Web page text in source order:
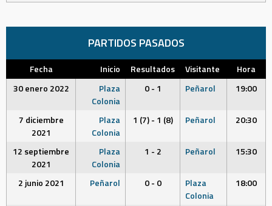
PARTIDOS PASADOS
Fecha Inicio Resultados Visitante
Hora
30 enero 2022
Plaza
Colonia
0 - 1 Peñarol 19:00
7 diciembre
2021
Plaza
Colonia
1 (7) - 1 (8) Peñarol 20:30
12 septiembre
2021
Plaza
Colonia
1 - 2 Peñarol 15:30
2 junio 2021 Peñarol 0 - 0
Plaza
Colonia
18:00